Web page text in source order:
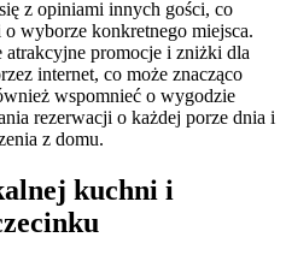
z opiniami innych gości, co
wyborze konkretnego miejsca.
promocje i zniżki dla
internet, co może znacząco
wspomnieć o wygodzie
rezerwacji o każdej porze dnia i
z domu.
kuchni i